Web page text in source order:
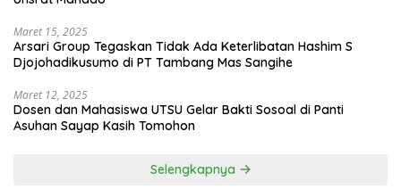
Maret 15, 2025
Arsari Group Tegaskan Tidak Ada Keterlibatan Hashim S
Djojohadikusumo di PT Tambang Mas Sangihe
Maret 12, 2025
Dosen dan Mahasiswa UTSU Gelar Bakti Sosoal di Panti
Asuhan Sayap Kasih Tomohon
Selengkapnya